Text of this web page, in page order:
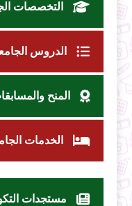
التخصصات
الدروس
المنح
الخدمات
مستجدات